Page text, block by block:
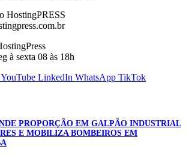
HostingPRESS
à sexta 08 às 18h
YouTube LinkedIn WhatsApp TikTok
PROPORÇÃO EM GALPÃO INDUSTRIAL
E MOBILIZA BOMBEIROS EM